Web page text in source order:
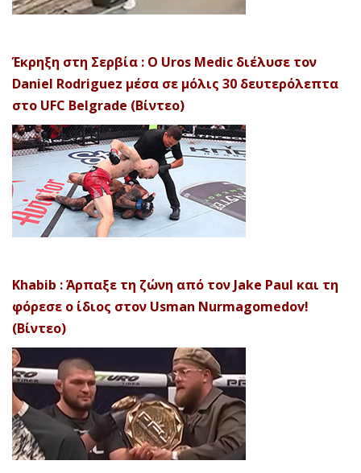
Έκρηξη στη Σερβία : Ο Uros Medic διέλυσε τον
Daniel Rodriguez μέσα σε μόλις 30 δευτερόλεπτα
στο UFC Belgrade (Βίντεο)
Khabib : Άρπαξε τη ζώνη από τον Jake Paul και τη
φόρεσε ο ίδιος στον Usman Nurmagomedov!
(Βίντεο)